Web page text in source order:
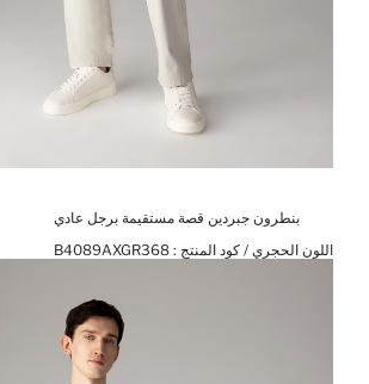
بنطرون جبردين قصة مستقيمة برجل عادي
اللون الحجري / كود المنتج : B4089AXGR368